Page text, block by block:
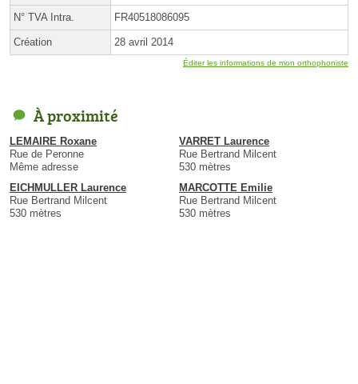
N° TVA Intra. FR40518086095
Création 28 avril 2014
Éditer les informations de mon orthophoniste
À proximité
LEMAIRE Roxane
Rue de Peronne
Même adresse
VARRET Laurence
Rue Bertrand Milcent
530 mètres
EICHMULLER Laurence
Rue Bertrand Milcent
530 mètres
MARCOTTE Emilie
Rue Bertrand Milcent
530 mètres